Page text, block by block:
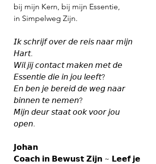
bij mijn Kern, bij mijn Essentie,
in Simpelweg Zijn.
𝘐𝘬 𝘴𝘤𝘩𝘳𝘪𝘫𝘧 𝘰𝘷𝘦𝘳 𝘥𝘦 𝘳𝘦𝘪𝘴 𝘯𝘢𝘢𝘳 𝘮𝘪𝘫𝘯
𝘏𝘢𝘳𝘵.
𝘞𝘪𝘭 𝘫𝘪𝘫 𝘤𝘰𝘯𝘵𝘢𝘤𝘵 𝘮𝘢𝘬𝘦𝘯 𝘮𝘦𝘵 𝘥𝘦
𝘌𝘴𝘴𝘦𝘯𝘵𝘪𝘦 𝘥𝘪𝘦 𝘪𝘯 𝘫𝘰𝘶 𝘭𝘦𝘦𝘧𝘵?
𝘌𝘯 𝘣𝘦𝘯 𝘫𝘦 𝘣𝘦𝘳𝘦𝘪𝘥 𝘥𝘦 𝘸𝘦𝘨 𝘯𝘢𝘢𝘳
𝘣𝘪𝘯𝘯𝘦𝘯 𝘵𝘦 𝘯𝘦𝘮𝘦𝘯?
𝘔𝘪𝘫𝘯 𝘥𝘦𝘶𝘳 𝘴𝘵𝘢𝘢𝘵 𝘰𝘰𝘬 𝘷𝘰𝘰𝘳 𝘫𝘰𝘶
𝘰𝘱𝘦𝘯.
𝗝𝗼𝗵𝗮𝗻
𝗖𝗼𝗮𝗰𝗵 𝗶𝗻 𝗕𝗲𝘄𝘂𝘀𝘁 𝗭𝗶𝗷𝗻 ~ 𝗟𝗲𝗲𝗳 𝗷𝗲